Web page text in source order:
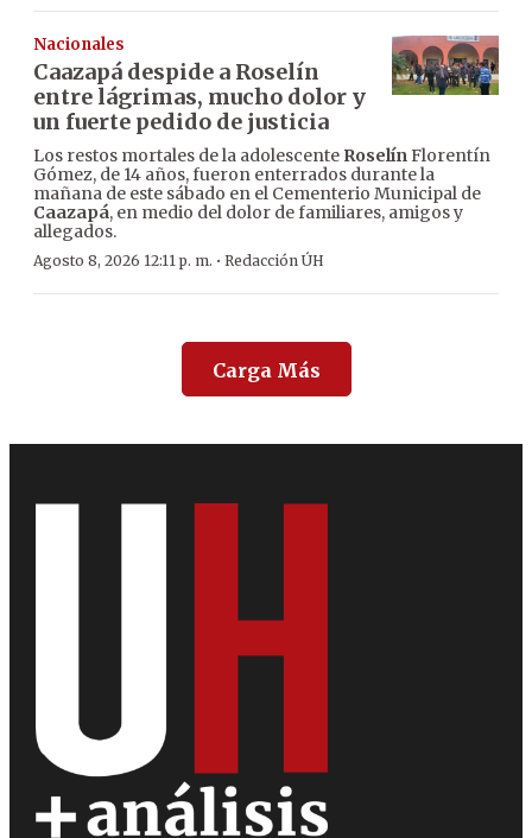
Nacionales
Caazapá despide a Roselín
entre lágrimas, mucho dolor y
un fuerte pedido de justicia
Los restos mortales de la adolescente RoselínFlorentín
Gómez, de 14 años, fueron enterrados durante la
mañana de este sábado en el Cementerio Municipal de
Caazapá, en medio del dolor de familiares, amigos y
allegados.
Agosto 8, 2026 12:11 p. m. · Redacción ÚH
Carga Más